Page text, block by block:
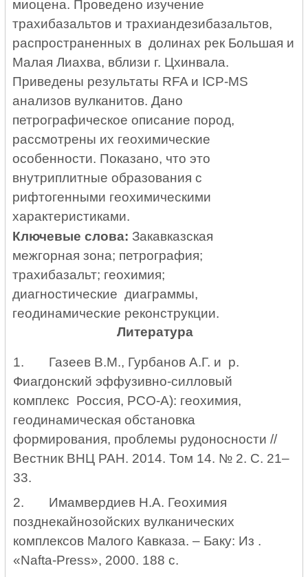
миоцена. Проведено изучение
трахибазальтов и трахиандезибазальтов,
распространенных в долинах рек Большая и
Малая Лиахва, вблизи г. Цхинвала.
Приведены результаты RFA и ICP-MS
анализов вулканитов. Дано
петрографическое описание пород,
рассмотрены их геохимические
особенности. Показано, что это
внутриплитные образования с
рифтогенными геохимическими
характеристиками.
Ключевые слова: Закавказская
межгорная зона; петрография;
трахибазальт; геохимия;
диагностические диаграммы,
геодинамические реконструкции.
Литература
1.
Газеев В.М., Гурбанов А.Г. и р.
Фиагдонский эффузивно-силловый
комплекс Россия, РСО-А): геохимия,
геодинамическая обстановка
формирования, проблемы рудоносности //
Вестник ВНЦ РАН. 2014. Том 14. № 2. C. 21–
33.
2.
Имамвердиев Н.А. Геохимия
позднекайнозойских вулканических
комплексов Малого Кавказа. – Баку: Из .
«Nafta-Press», 2000. 188 с.